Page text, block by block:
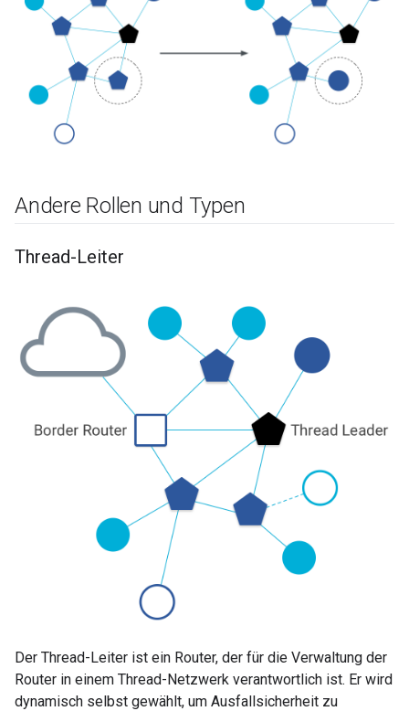
Andere Rollen und Typen
Thread-Leiter
Der Thread-Leiter ist ein Router, der für die Verwaltung der
Router in einem Thread-Netzwerk verantwortlich ist. Er wird
dynamisch selbst gewählt, um Ausfallsicherheit zu